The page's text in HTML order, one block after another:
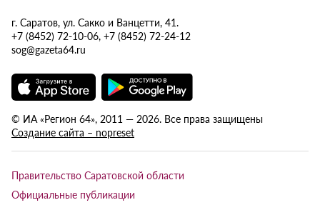
г. Саратов, ул. Сакко и Ванцетти, 41.
+7 (8452) 72-10-06, +7 (8452) 72-24-12
sog@gazeta64.ru
© ИА «Регион 64», 2011 — 2026. Все права защищены
Создание сайта – nopreset
Правительство Саратовской области
Официальные публикации